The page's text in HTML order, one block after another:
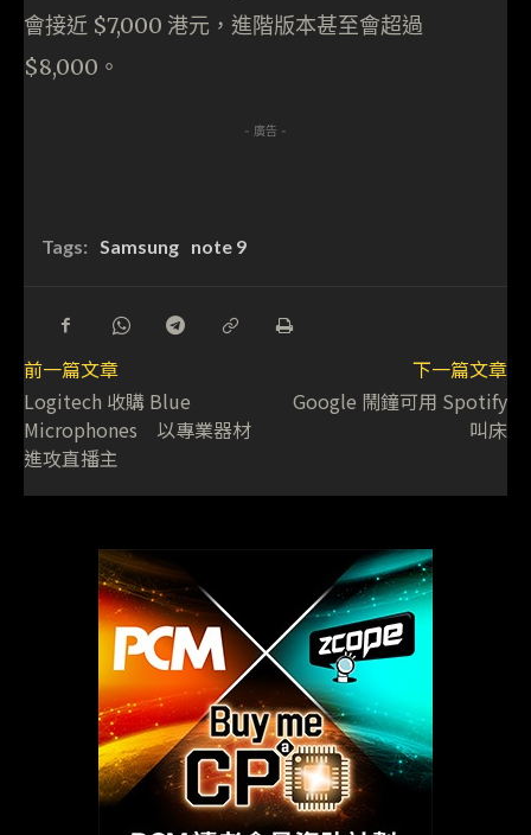
會接近 $7,000 港元，進階版本甚至會超過
$8,000。
- 廣告 -
Tags: Samsung note 9
前一篇文章
Logitech 收購 Blue
Microphones 以專業器材
進攻直播主
下一篇文章
Google 鬧鐘可用 Spotify
叫床